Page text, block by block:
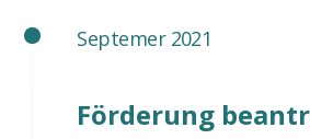
Septemer 2021
Förderung